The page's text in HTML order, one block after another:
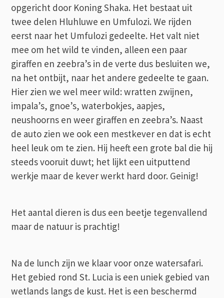
opgericht door Koning Shaka. Het bestaat uit
twee delen Hluhluwe en Umfulozi. We rijden
eerst naar het Umfulozi gedeelte. Het valt niet
mee om het wild te vinden, alleen een paar
giraffen en zeebra’s in de verte dus besluiten we,
na het ontbijt, naar het andere gedeelte te gaan.
Hier zien we wel meer wild: wratten zwijnen,
impala’s, gnoe’s, waterbokjes, aapjes,
neushoorns en weer giraffen en zeebra’s. Naast
de auto zien we ook een mestkever en dat is echt
heel leuk om te zien. Hij heeft een grote bal die hij
steeds vooruit duwt; het lijkt een uitputtend
werkje maar de kever werkt hard door. Geinig!
Het aantal dieren is dus een beetje tegenvallend
maar de natuur is prachtig!
Na de lunch zijn we klaar voor onze watersafari.
Het gebied rond St. Lucia is een uniek gebied van
wetlands langs de kust. Het is een beschermd